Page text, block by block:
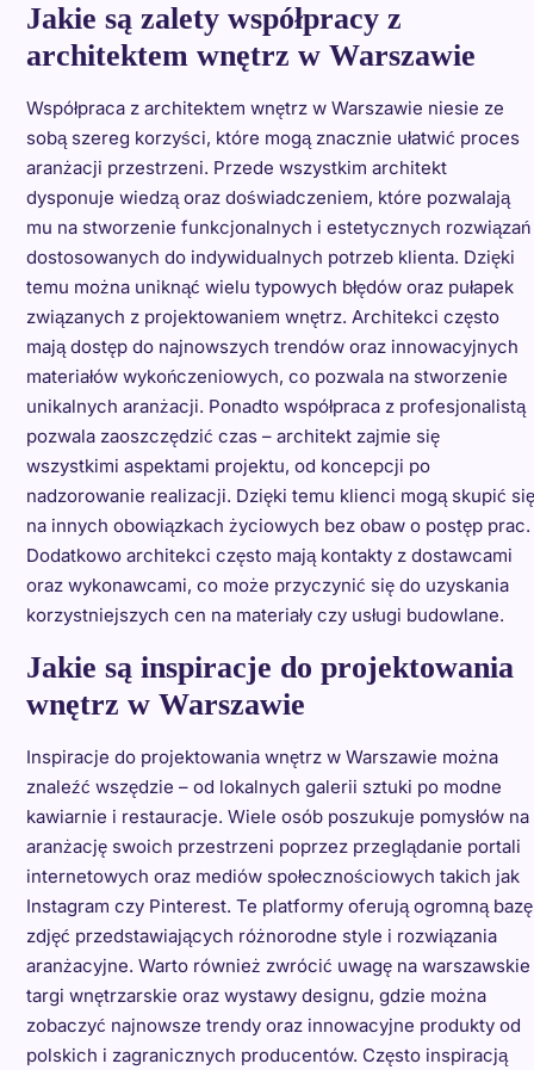
Jakie są zalety współpracy z
architektem wnętrz w Warszawie
Współpraca z architektem wnętrz w Warszawie niesie ze
sobą szereg korzyści, które mogą znacznie ułatwić proces
aranżacji przestrzeni. Przede wszystkim architekt
dysponuje wiedzą oraz doświadczeniem, które pozwalają
mu na stworzenie funkcjonalnych i estetycznych rozwiązań
dostosowanych do indywidualnych potrzeb klienta. Dzięki
temu można uniknąć wielu typowych błędów oraz pułapek
związanych z projektowaniem wnętrz. Architekci często
mają dostęp do najnowszych trendów oraz innowacyjnych
materiałów wykończeniowych, co pozwala na stworzenie
unikalnych aranżacji. Ponadto współpraca z profesjonalistą
pozwala zaoszczędzić czas – architekt zajmie się
wszystkimi aspektami projektu, od koncepcji po
nadzorowanie realizacji. Dzięki temu klienci mogą skupić się
na innych obowiązkach życiowych bez obaw o postęp prac.
Dodatkowo architekci często mają kontakty z dostawcami
oraz wykonawcami, co może przyczynić się do uzyskania
korzystniejszych cen na materiały czy usługi budowlane.
Jakie są inspiracje do projektowania
wnętrz w Warszawie
Inspiracje do projektowania wnętrz w Warszawie można
znaleźć wszędzie – od lokalnych galerii sztuki po modne
kawiarnie i restauracje. Wiele osób poszukuje pomysłów na
aranżację swoich przestrzeni poprzez przeglądanie portali
internetowych oraz mediów społecznościowych takich jak
Instagram czy Pinterest. Te platformy oferują ogromną bazę
zdjęć przedstawiających różnorodne style i rozwiązania
aranżacyjne. Warto również zwrócić uwagę na warszawskie
targi wnętrzarskie oraz wystawy designu, gdzie można
zobaczyć najnowsze trendy oraz innowacyjne produkty od
polskich i zagranicznych producentów. Często inspiracją